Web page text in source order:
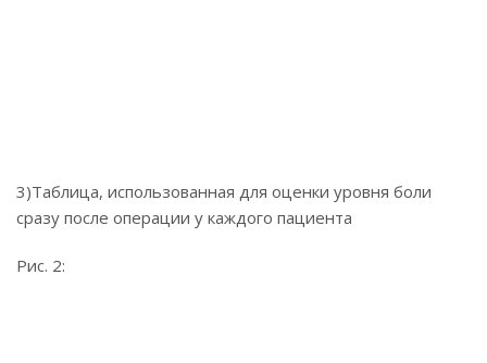
3)Таблица, использованная для оценки уровня боли
сразу после операции у каждого пациента
Рис. 2: